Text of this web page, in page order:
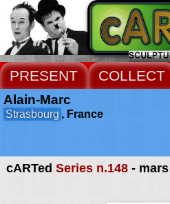
PRESENT COLLECT
cARTed Series n.148- mars
Alain-Marc
Strasbourg , France
Extras :